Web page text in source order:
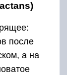
после
а на